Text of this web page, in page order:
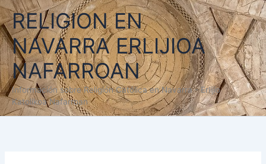
Ir
al
contenido
RELIGION EN
NAVARRA ERLIJIOA
NAFARROAN
Información sobre Religión Católica en Navarra - Erlijio
Katolikoa Nafarroan